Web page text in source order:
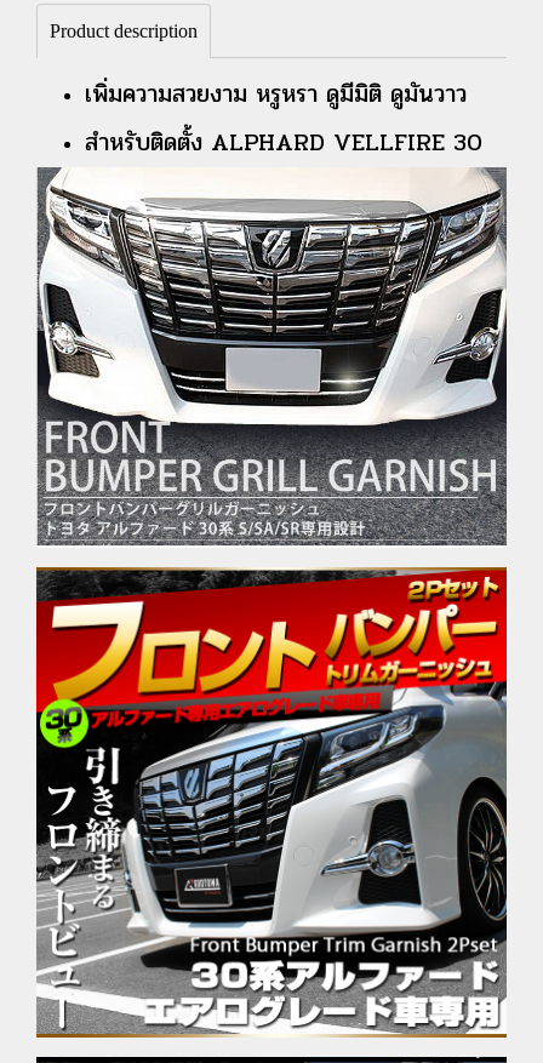
Product description
เพิ่มความสวยงาม หรูหรา ดูมีมิติ ดูมันวาว
สำหรับติดตั้ง ALPHARD VELLFIRE 30